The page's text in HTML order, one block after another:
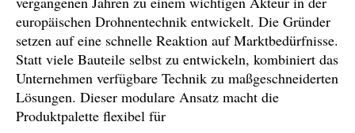
europäischen Drohnentechnik entwickelt. Die Gründer
setzen auf eine schnelle Reaktion auf Marktbedürfnisse.
Statt viele Bauteile selbst zu entwickeln, kombiniert das
Unternehmen verfügbare Technik zu maßgeschneiderten
Lösungen. Dieser modulare Ansatz macht die
Produktpalette flexibel für